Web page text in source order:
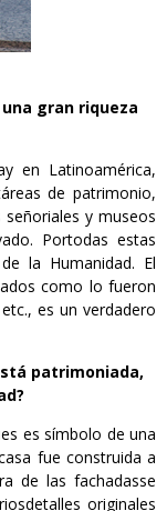
gran riqueza
en Latinoamérica,
de patrimonio,
y museos
Portodas estas
la Humanidad. El
como lo fueron
es un verdadero
patrimoniada,
es símbolo de una
fue construida a
de las fachadasse
originales